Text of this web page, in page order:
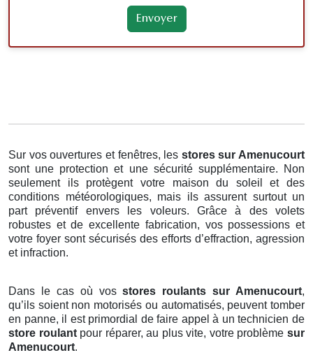
Sur vos ouvertures et fenêtres, les stores sur Amenucourt
sont une protection et une sécurité supplémentaire. Non
seulement ils protègent votre maison du soleil et des
conditions météorologiques, mais ils assurent surtout un
part préventif envers les voleurs. Grâce à des volets
robustes et de excellente fabrication, vos possessions et
votre foyer sont sécurisés des efforts d’effraction, agression
et infraction.
Dans le cas où vosstores roulants sur Amenucourt,
qu’ils soient non motorisés ou automatisés, peuvent tomber
en panne, il est primordial de faire appel à un technicien de
store roulantpour réparer, au plus vite, votre problèmesur
Amenucourt.